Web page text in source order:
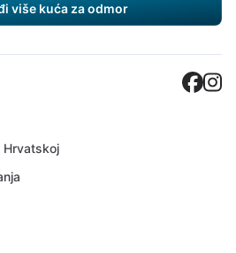
više kuća za odmor
Hrvatskoj